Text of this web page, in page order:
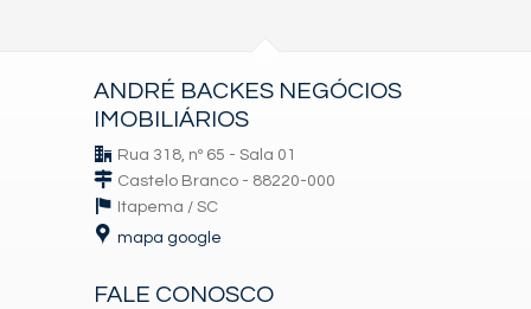
ANDRÉ BACKES NEGÓCIOS
IMOBILIÁRIOS
Rua 318, nº 65 - Sala 01
Castelo Branco - 88220-000
Itapema / SC
mapa google
FALE CONOSCO